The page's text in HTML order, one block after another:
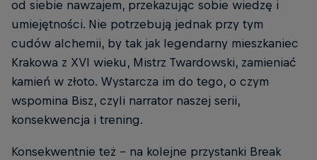
od siebie nawzajem, przekazując sobie wiedzę i
umiejętności. Nie potrzebują jednak przy tym
cudów alchemii, by tak jak legendarny mieszkaniec
Krakowa z XVI wieku, Mistrz Twardowski, zamieniać
kamień w złoto. Wystarcza im do tego, o czym
wspomina Bisz, czyli narrator naszej serii,
konsekwencja i trening.
Konsekwentnie też - na kolejne przystanki Break